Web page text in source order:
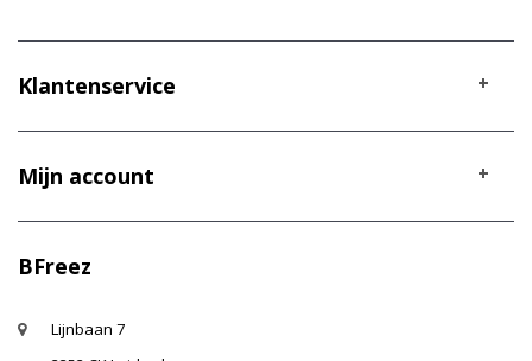
Klantenservice
Mijn account
BFreez
Lijnbaan 7